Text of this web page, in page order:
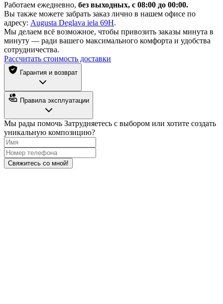
Работаем ежедневно, без выходных, с 08:00 до 00:00.
Вы также можете забрать заказ лично в нашем офисе по
адресу: Augusta Deglava iela 69H.
Мы делаем всё возможное, чтобы привозить заказы минута в
минуту — ради вашего максимального комфорта и удобства
сотрудничества.
Рассчитать стоимость доставки
Гарантия и возврат
Правила эксплуатации
Мы рады помочь Затрудняетесь с выбором или хотите создать
уникальную композицию?
Свяжитесь со мной!